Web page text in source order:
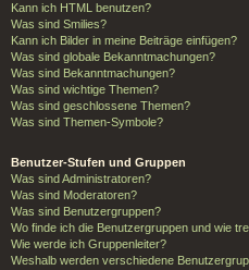
Kann ich HTML benutzen?
Was sind Smilies?
Kann ich Bilder in meine Beiträge einfügen?
Was sind globale Bekanntmachungen?
Was sind Bekanntmachungen?
Was sind wichtige Themen?
Was sind geschlossene Themen?
Was sind Themen-Symbole?
Benutzer-Stufen und Gruppen
Was sind Administratoren?
Was sind Moderatoren?
Was sind Benutzergruppen?
Wo finde ich die Benutzergruppen und wie
Wie werde ich Gruppenleiter?
Weshalb werden verschiedene